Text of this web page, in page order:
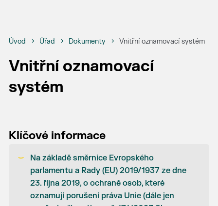
Úvod Úřad Dokumenty Vnitřní oznamovací systém
Vnitřní oznamovací
systém
Klíčové informace
Na základě směrnice Evropského
parlamentu a Rady (EU) 2019/1937 ze dne
23. října 2019, o ochraně osob, které
oznamují porušení práva Unie (dále jen